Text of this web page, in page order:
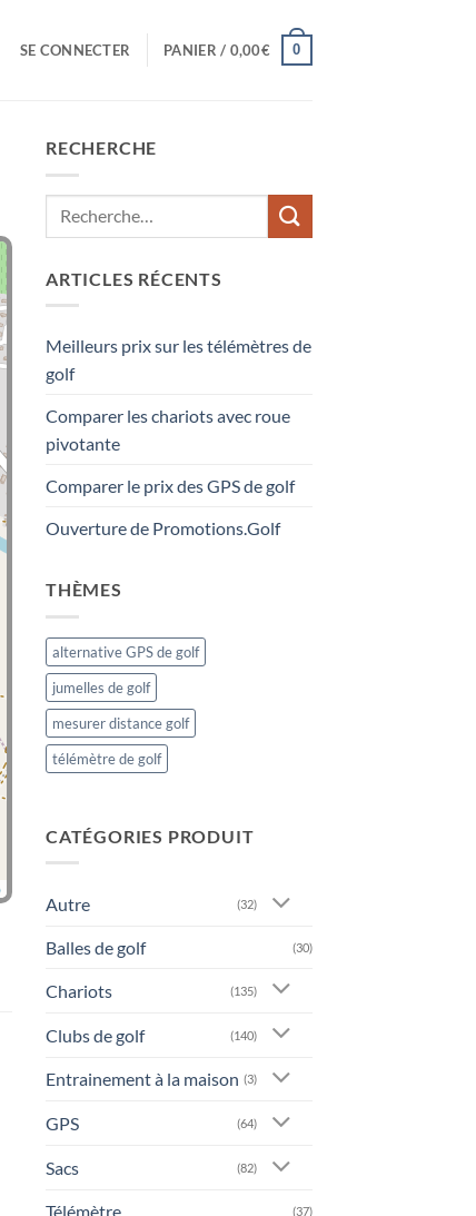
SE CONNECTER PANIER / 0,00€ 0
RECHERCHE
ARTICLES RÉCENTS
Meilleurs prix sur les télémètres de
golf
Comparer les chariots avec roue
pivotante
Comparer le prix des GPS de golf
Ouverture de Promotions.Golf
THÈMES
alternative GPS de golf
jumelles de golf
mesurer distance golf
télémètre de golf
CATÉGORIES PRODUIT
Autre (32)
Balles de golf (30)
Chariots (135)
Clubs de golf (140)
Entrainement à la maison (3)
GPS (64)
Sacs (82)
Télémètre (37)